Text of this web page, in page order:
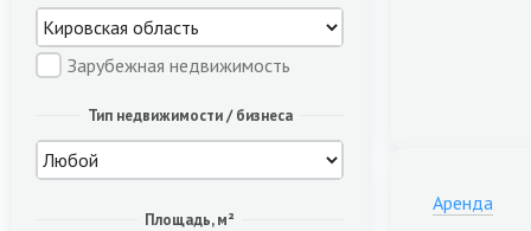
Зарубежная недвижимость
Тип недвижимости / бизнеса
Площадь, м²
Аренда